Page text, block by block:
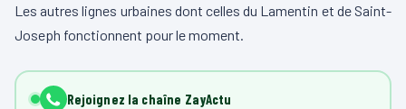
Les autres lignes urbaines dont celles du Lamentin et de Saint-
Joseph fonctionnent pour le moment.
Rejoignez la chaîne ZayActu